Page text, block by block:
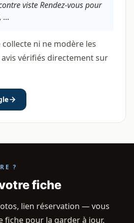
viste Rendez-vous pour
...
ni ne modère les
avis vérifiés directement sur
?
fiche
lien réservation — vous
fiche pour la garder à jour.